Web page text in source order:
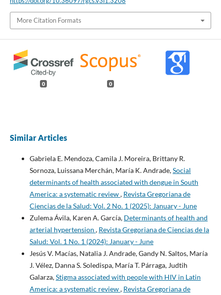
More Citation Formats
0 0
Similar Articles
Gabriela E. Mendoza, Camila J. Moreira, Brittany R.
Sornoza, Luissana Merchán, María K. Andrade,Social
determinants of health associated with dengue in South
America: a systematic review, Revista Gregoriana de
Ciencias de la Salud: Vol. 2 No. 1 (2025): January - June
Zulema Ávila, Karen A. García, Determinants of health and
arterial hypertension , Revista Gregoriana de Ciencias de la
Salud: Vol. 1 No. 1 (2024): January - June
Jesús V. Macías, Natalia J. Andrade, Gandy N. Saltos, María
J. Vélez, Danna S. Soledispa, María T. Párraga, Judtih
Galarza,Stigma associated with people with HIV in Latin
America: a systematic review, Revista Gregoriana de